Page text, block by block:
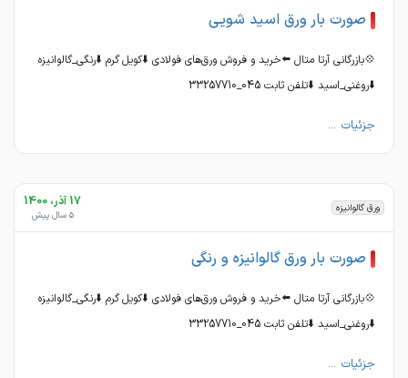
صورت بار ورق اسید شویی
💠بازرگانی آرتا متال ⬅️خرید و‌ فروش ورق‌های فولادی ⬇️کویل گرم ⬇️رنگی_گالوانیزه
⬇️روغنی_اسید ⬇️تلفن ثابت 045_33257710
جزئیات ...
ورق گالوانیزه 17 آذر، 1400
5 سال پیش
صورت بار ورق گالوانیزه و رنگی
💠بازرگانی آرتا متال ⬅️خرید و‌ فروش ورق‌های فولادی ⬇️کویل گرم ⬇️رنگی_گالوانیزه
⬇️روغنی_اسید ⬇️تلفن ثابت 045_33257710
جزئیات ...